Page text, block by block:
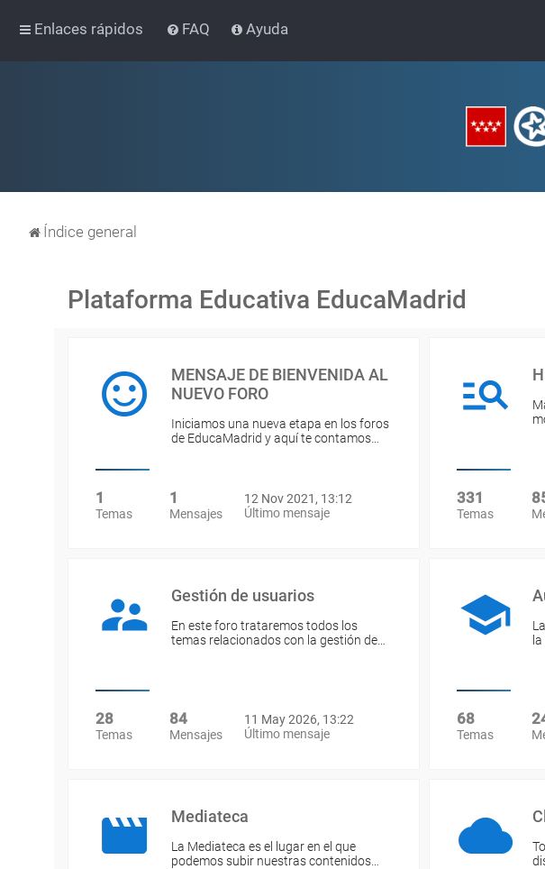
Enlaces rápidos FAQ Ayuda
Índice general
Plataforma Educativa EducaMadrid
MENSAJE DE BIENVENIDA AL
NUEVO FORO
Iniciamos una nueva etapa en los foros
de EducaMadrid y aquí te contamos…
1
Temas
1
Mensajes
12 Nov 2021, 13:12
Último mensaje
331
Temas
Gestión de usuarios
En este foro trataremos todos los
temas relacionados con la gestión de…
28
Temas
84
Mensajes
11 May 2026, 13:22
Último mensaje
68
Temas
Mediateca
La Mediateca es el lugar en el que
podemos subir nuestras contenidos…